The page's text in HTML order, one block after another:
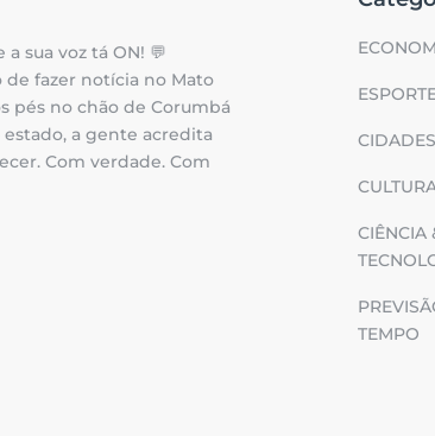
sua voz tá ON! 💬
fazer notícia no Mato
pés no chão de Corumbá
a gente acredita
Com verdade. Com
CIDADES
CIÊNCIA
TEMPO